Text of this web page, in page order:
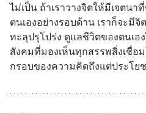
ไม่เป็น ถ้าเราวางจิตให้มีเจตน
ตนเองอย่างรอบด้าน เราก็จะมี
ทะลุปรุโปร่ง ดูแลชีวิตของตนเอ
สังคมที่มองเห็นทุกสรรพสิ่งเชื่อ
กรอบของความคิดถึงแต่ประโย